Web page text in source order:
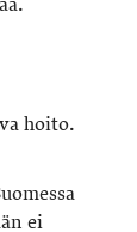
hoito.
ei